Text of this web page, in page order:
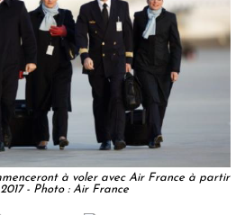
à voler avec Air France à partir
- Photo : Air France